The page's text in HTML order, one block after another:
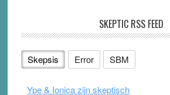
SKEPTIC RSS FEED
Skepsis Error SBM
Ype & Ionica zijn skeptisch